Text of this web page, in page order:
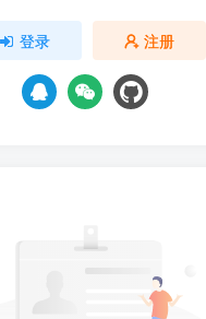
登录 注册